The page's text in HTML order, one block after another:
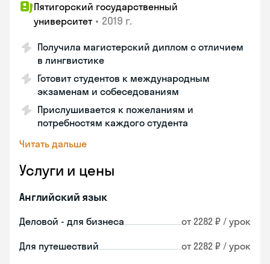
Пятигорский государственный
университет • 2019 г.
Получила магистерский диплом с отличием
в лингвистике
Готовит студентов к международным
экзаменам и собеседованиям
Прислушивается к пожеланиям и
потребностям каждого студента
Читать дальше
Услуги и цены
Английский язык
Деловой - для бизнеса от 2282 ₽ / урок
Для путешествий от 2282 ₽ / урок